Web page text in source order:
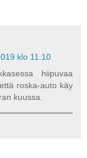
klo 11.10
hiipuvaa
roska-auto käy
kuussa.